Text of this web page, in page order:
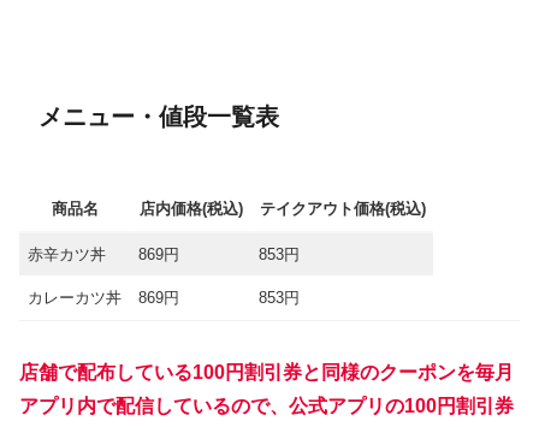
メニュー・値段一覧表
商品名 店内価格(税込) テイクアウト価格(税込)
赤辛カツ丼 869円 853円
カレーカツ丼 869円 853円
店舗で配布している100円割引券と同様のクーポンを毎月
アプリ内で配信しているので、公式アプリの100円割引券